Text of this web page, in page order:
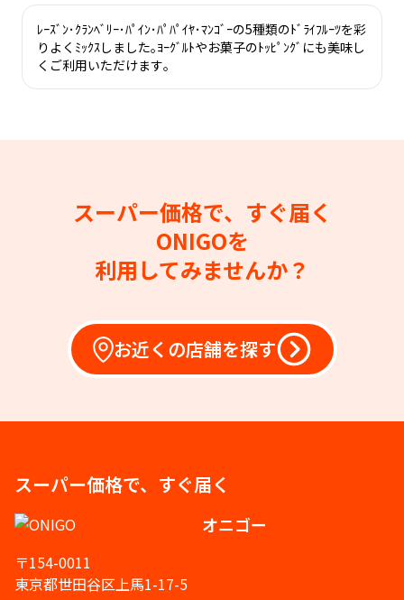
ﾚｰｽﾞﾝ･ｸﾗﾝﾍﾞﾘｰ･ﾊﾟｲﾝ･ﾊﾟﾊﾟｲﾔ･ﾏﾝｺﾞｰの5種類のﾄﾞﾗｲﾌﾙｰﾂを彩
りよくﾐｯｸｽしました｡ﾖｰｸﾞﾙﾄやお菓子のﾄｯﾋﾟﾝｸﾞにも美味し
くご利用いただけます｡
スーパー価格で、すぐ届く
ONIGOを
利用してみませんか？
お近くの店舗を探す
スーパー価格で、すぐ届く
オニゴー
〒154-0011
東京都世田谷区上馬1-17-5